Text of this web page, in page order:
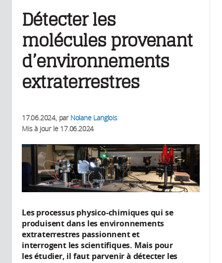
Détecter les
molécules provenant
d’environnements
extraterrestres
17.06.2024, par Nolane Langlois
Mis à jour le 17.06.2024
Les processus physico-chimiques qui se
produisent dans les environnements
extraterrestres passionnent et
interrogent les scientifiques. Mais pour
les étudier, il faut parvenir à détecter les